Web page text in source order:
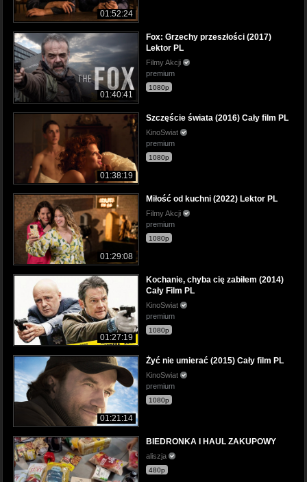
01:52:24
01:40:41
Fox: Grzechy przeszłości (2017)
Lektor PL
Filmy Akcji
premium
1080p
01:38:19
Szczęście świata (2016) Cały film PL
KinoSwiat
premium
1080p
01:29:08
Miłość od kuchni (2022) Lektor PL
Filmy Akcji
premium
1080p
01:27:19
Kochanie, chyba cię zabiłem (2014)
Cały Film PL
KinoSwiat
premium
1080p
01:21:14
Żyć nie umierać (2015) Cały film PL
KinoSwiat
premium
1080p
BIEDRONKA I HAUL ZAKUPOWY
aliszja
480p